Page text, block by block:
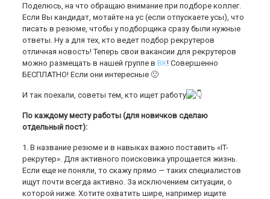
Поделюсь, на что обращаю внимание при подборе коллег.
Если Вы кандидат, мотайте на ус (если отпускаете усы), что
писать в резюме, чтобы у подборщика сразу были нужные
ответы. Ну а для тех, кто ведет подбор рекрутеров
отличная новость! Теперь свои вакансии для рекрутеров
можно размещать в нашей группе вВК! Совершенно
БЕСПЛАТНО! Если они интересные 🙂
И так поехали, советы тем, кто ищет работу
По каждому месту работы (для новичков сделаю
отдельный пост):
1. В название резюме и в навыках важно поставить «IT-
рекрутер». Для активного поисковика упрощается жизнь.
Если еще не поняли, то скажу прямо — таких специалистов
ищут почти всегда активно. За исключением ситуации, о
которой ниже. Хотите охватить шире, например ищите